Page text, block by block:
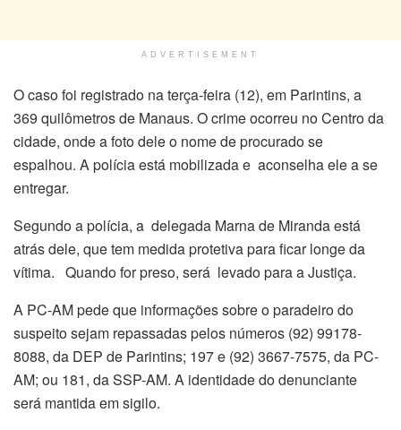
ADVERTISEMENT
O caso foi registrado na terça-feira (12), em Parintins, a
369 quilômetros de Manaus. O crime ocorreu no Centro da
cidade, onde a foto dele o nome de procurado se
espalhou. A polícia está mobilizada e aconselha ele a se
entregar.
Segundo a polícia, a delegada Marna de Miranda está
atrás dele, que tem medida protetiva para ficar longe da
vítima. Quando for preso, será levado para a Justiça.
A PC-AM pede que informações sobre o paradeiro do
suspeito sejam repassadas pelos números (92) 99178-
8088, da DEP de Parintins; 197 e (92) 3667-7575, da PC-
AM; ou 181, da SSP-AM. A identidade do denunciante
será mantida em sigilo.